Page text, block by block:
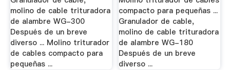
molino de cable trituradora
de alambre WG-300
Después de un breve
diverso ... Molino triturador
de cables compacto para
pequeñas ...
compacto para pequeñas ...
Granulador de cable,
molino de cable trituradora
de alambre WG-180
Después de un breve
diverso ...